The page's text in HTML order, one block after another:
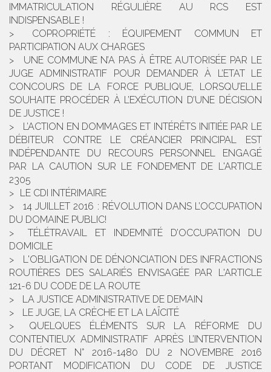
IMMATRICULATION RÉGULIÈRE AU RCS EST
INDISPENSABLE !
COPROPRIÉTÉ : ÉQUIPEMENT COMMUN ET
PARTICIPATION AUX CHARGES
UNE COMMUNE N’A PAS À ÊTRE AUTORISÉE PAR LE
JUGE ADMINISTRATIF POUR DEMANDER À L’ETAT LE
CONCOURS DE LA FORCE PUBLIQUE, LORSQU’ELLE
SOUHAITE PROCÉDER À L’EXÉCUTION D’UNE DÉCISION
DE JUSTICE !
L’ACTION EN DOMMAGES ET INTÉRÊTS INITIÉE PAR LE
DÉBITEUR CONTRE LE CRÉANCIER PRINCIPAL EST
INDÉPENDANTE DU RECOURS PERSONNEL ENGAGÉ
PAR LA CAUTION SUR LE FONDEMENT DE L'ARTICLE
2305
​LE CDI INTÉRIMAIRE
14 JUILLET 2016 : RÉVOLUTION DANS L’OCCUPATION
DU DOMAINE PUBLIC!
TÉLÉTRAVAIL ET INDEMNITÉ D’OCCUPATION DU
DOMICILE
L'OBLIGATION DE DÉNONCIATION DES INFRACTIONS
ROUTIÈRES DES SALARIÉS ENVISAGÉE PAR L'ARTICLE
121-6 DU CODE DE LA ROUTE
LA JUSTICE ADMINISTRATIVE DE DEMAIN
LE JUGE, LA CRÈCHE ET LA LAÏCITÉ
QUELQUES ÉLÉMENTS SUR LA RÉFORME DU
CONTENTIEUX ADMINISTRATIF APRÈS L’INTERVENTION
DU DÉCRET N° 2016-1480 DU 2 NOVEMBRE 2016
PORTANT MODIFICATION DU CODE DE JUSTICE